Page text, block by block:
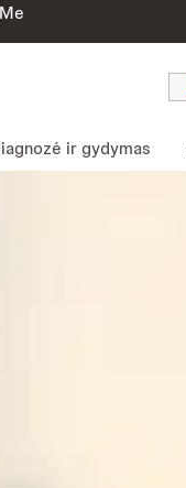
ir gydymas